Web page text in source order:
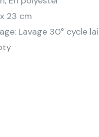
23 cm
Lavage 30° cycle